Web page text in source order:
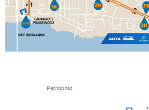
Patrocínio